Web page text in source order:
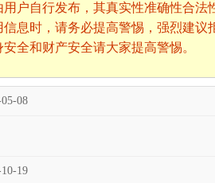
用户自行发布，其真实性准确性合
信息时，请务必提高警惕，强烈建
全和财产安全请大家提高警惕。
08
19